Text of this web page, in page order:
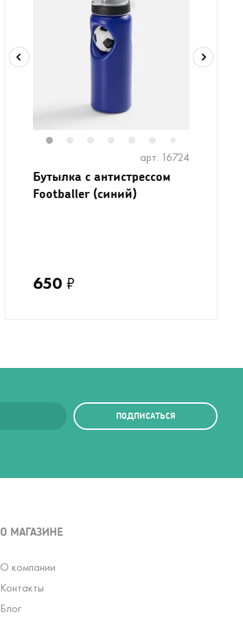
арт. 16724
Бутылка с антистрессом
Footballer (синий)
650 ₽
ПОДПИСАТЬСЯ
О МАГАЗИНЕ
О компании
Контакты
Блог